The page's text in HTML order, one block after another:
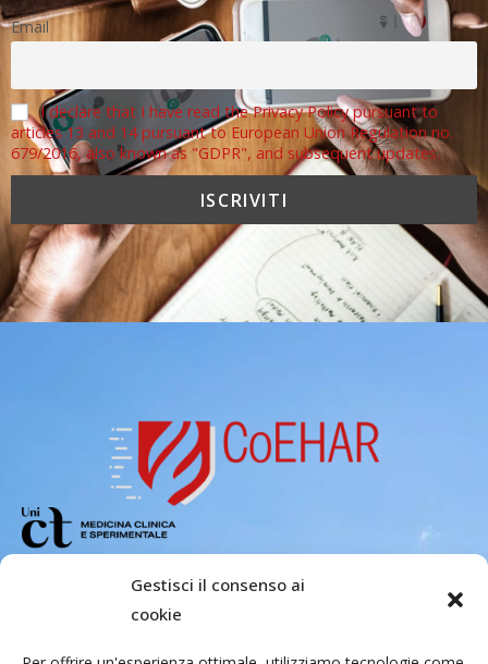
Gestisci il consenso ai
cookie
Email
I declare that I have read the Privacy Policy pursuant to
articles 13 and 14 pursuant to European Union Regulation no.
679/2016, also known as "GDPR", and subsequent updates.
for the acceleration of Harm Reduction.
Tutti i diritti riservati.